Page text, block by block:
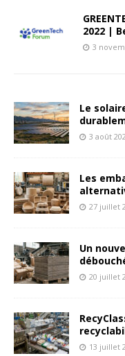
2022 |
3
Le
3 août
Les
27 juillet
Un
20 juillet
13 juillet